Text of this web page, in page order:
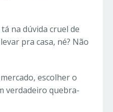
na dúvida cruel de
pra casa, né? Não
escolher o
verdadeiro quebra-